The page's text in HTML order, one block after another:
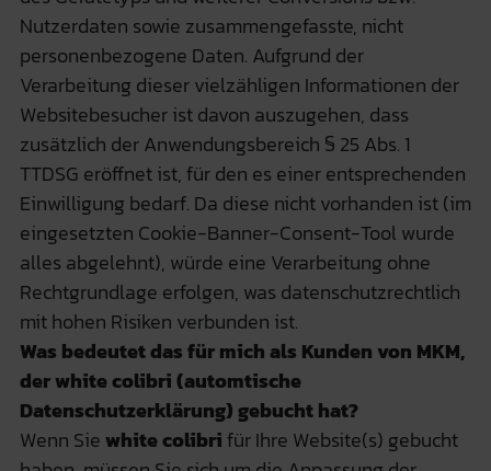
Nutzerdaten sowie zusammengefasste, nicht
personenbezogene Daten. Aufgrund der
Verarbeitung dieser vielzähligen Informationen der
Websitebesucher ist davon auszugehen, dass
zusätzlich der Anwendungsbereich § 25 Abs. 1
TTDSG eröffnet ist, für den es einer entsprechenden
Einwilligung bedarf. Da diese nicht vorhanden ist (im
eingesetzten Cookie-Banner-Consent-Tool wurde
alles abgelehnt), würde eine Verarbeitung ohne
Rechtgrundlage erfolgen, was datenschutzrechtlich
mit hohen Risiken verbunden ist.
Was bedeutet das für mich als Kunden von MKM,
der white colibri (automtische
Datenschutzerklärung) gebucht hat?
Wenn Siewhite colibrifür Ihre Website(s) gebucht